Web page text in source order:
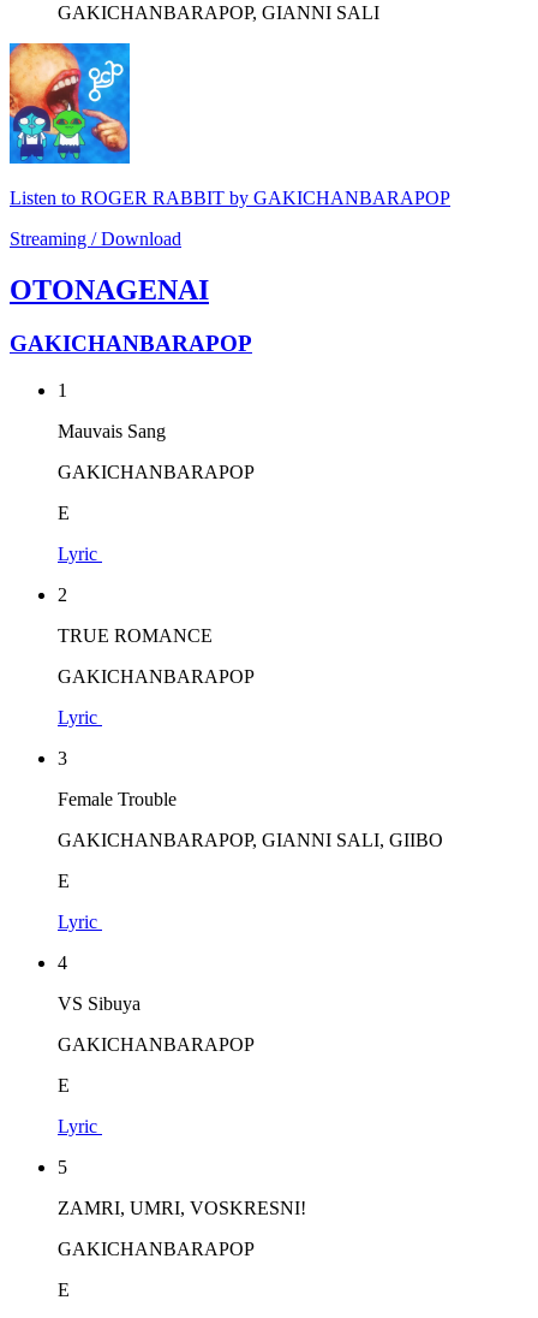
GAKICHANBARAPOP, GIANNI SALI
Listen to ROGER RABBIT by GAKICHANBARAPOP
Streaming / Download
OTONAGENAI
GAKICHANBARAPOP
1
Mauvais Sang
GAKICHANBARAPOP
E
Lyric
2
TRUE ROMANCE
GAKICHANBARAPOP
Lyric
3
Female Trouble
GAKICHANBARAPOP, GIANNI SALI, GIIBO
E
Lyric
4
VS Sibuya
GAKICHANBARAPOP
E
Lyric
5
ZAMRI, UMRI, VOSKRESNI!
GAKICHANBARAPOP
E